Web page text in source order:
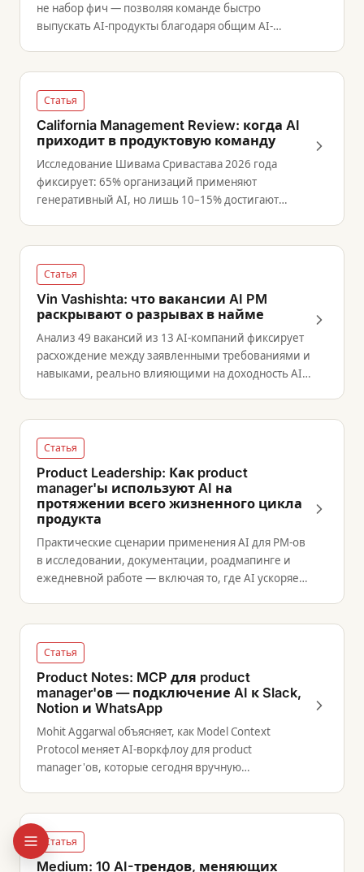
не набор фич — позволяя команде быстро
выпускать AI-продукты благодаря общим AI-
Статья
California Management Review: когда AI
приходит в продуктовую команду
Исследование Шивама Сривастава 2026 года
фиксирует: 65% организаций применяют
генеративный AI, но лишь 10–15% достигают
Статья
Vin Vashishta: что вакансии AI PM
раскрывают о разрывах в найме
Анализ 49 вакансий из 13 AI-компаний фиксирует
расхождение между заявленными требованиями и
навыками, реально влияющими на доходность AI-
Статья
Product Leadership: Как product
manager'ы используют AI на
протяжении всего жизненного цикла
продукта
Практические сценарии применения AI для PM-ов
в исследовании, документации, роадмапинге и
ежедневной работе — включая то, где AI ускоряет
Статья
Product Notes: MCP для product
manager'ов — подключение AI к Slack,
Notion и WhatsApp
Mohit Aggarwal объясняет, как Model Context
Protocol меняет AI-воркфлоу для product
manager'ов, которые сегодня вручную
Статья
Medium: 10 AI-трендов, меняющих